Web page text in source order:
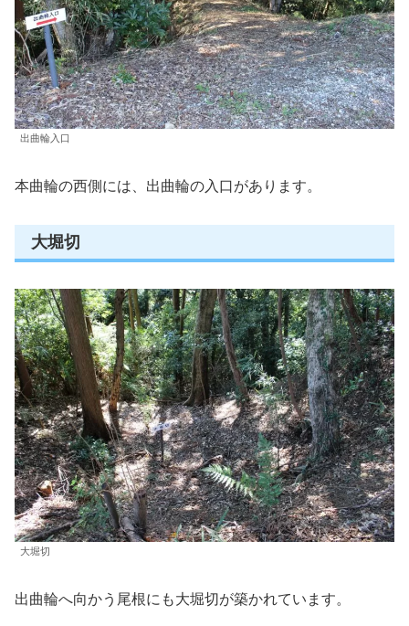
出曲輪入口
本曲輪の西側には、出曲輪の入口があります。
大堀切
大堀切
出曲輪へ向かう尾根にも大堀切が築かれています。